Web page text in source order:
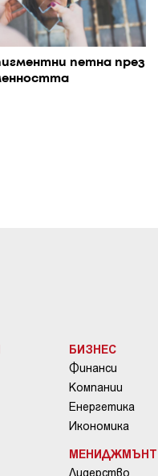
петна през
БИЗНЕС
Финанси
Компании
Енергетика
Икономика
МЕНИДЖМЪНТ
Лидерство